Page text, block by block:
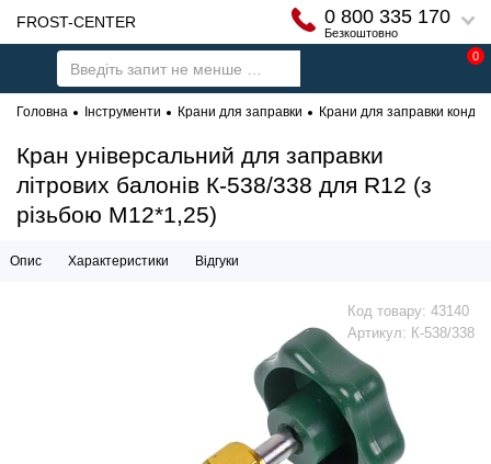
FROST-CENTER 0 800 335 170
Безкоштовно
0
Головна Інструменти Крани для заправки Крани для заправки
Кран універсальний для заправки
літрових балонів К-538/338 для R12 (з
різьбою М12*1,25)
Опис Характеристики Відгуки
Код товару: 43140
Артикул: К-538/338